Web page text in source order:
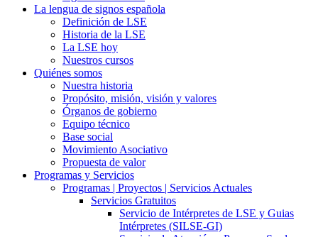
La lengua de signos española
Definición de LSE
Historia de la LSE
La LSE hoy
Nuestros cursos
Quiénes somos
Nuestra historia
Propósito, misión, visión y valores
Órganos de gobierno
Equipo técnico
Base social
Movimiento Asociativo
Propuesta de valor
Programas y Servicios
Programas | Proyectos | Servicios Actuales
Servicios Gratuitos
Servicio de Intérpretes de LSE y Guias
Intérpretes (SILSE-GI)